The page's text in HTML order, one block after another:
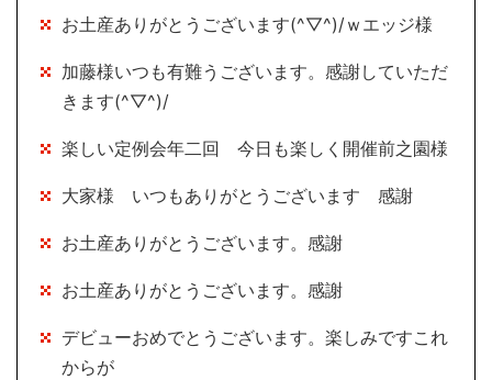
お土産ありがとうございます(^▽^)/ｗエッジ様
加藤様いつも有難うございます。感謝していただ
きます(^▽^)/
楽しい定例会年二回 今日も楽しく開催前之園様
大家様 いつもありがとうございます 感謝
お土産ありがとうございます。感謝
お土産ありがとうございます。感謝
デビューおめでとうございます。楽しみですこれ
からが